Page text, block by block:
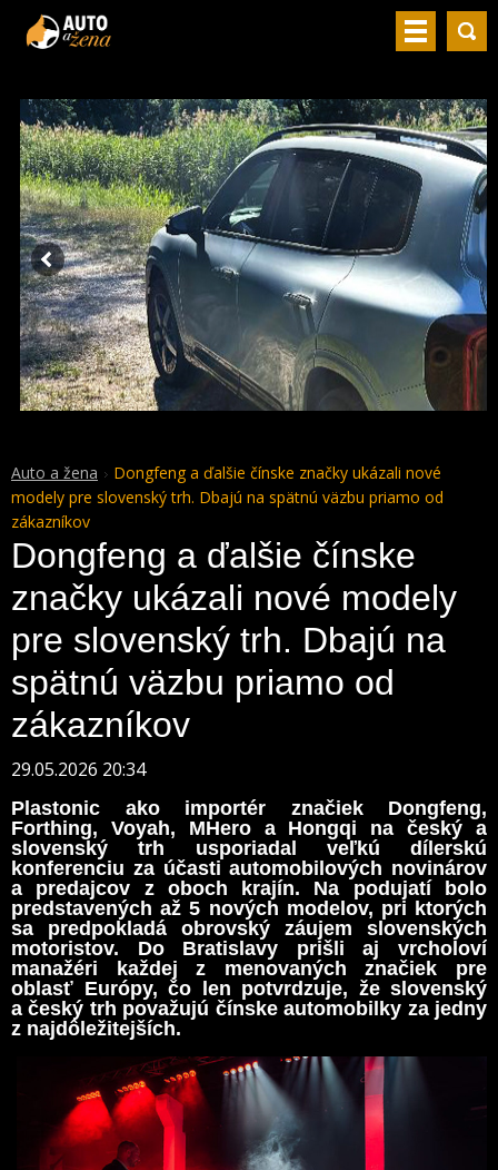
Auto a žena
Dongfeng a ďalšie čínske značky ukázali nové
modely pre slovenský trh. Dbajú na spätnú väzbu priamo od
zákazníkov
Dongfeng a ďalšie čínske
značky ukázali nové modely
pre slovenský trh. Dbajú na
spätnú väzbu priamo od
zákazníkov
29.05.2026 20:34
Plastonic ako importér značiek Dongfeng,
Forthing, Voyah, MHero a Hongqi na český a
slovenský trh usporiadal veľkú dílerskú
konferenciu za účasti automobilových novinárov
a predajcov z oboch krajín. Na podujatí bolo
predstavených až 5 nových modelov, pri ktorých
sa predpokladá obrovský záujem slovenských
motoristov. Do Bratislavy prišli aj vrcholoví
manažéri každej z menovaných značiek pre
oblasť Európy, čo len potvrdzuje, že slovenský
a český trh považujú čínske automobilky za jedny
z najdôležitejších.